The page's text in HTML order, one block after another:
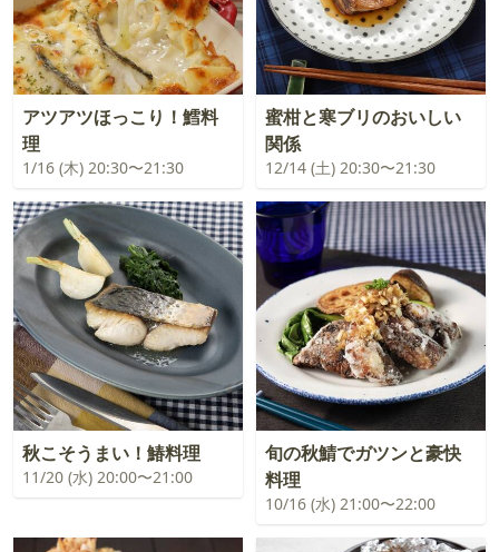
アツアツほっこり！鱈料
理
1/16 (木) 20:30〜21:30
蜜柑と寒ブリのおいしい
関係
12/14 (土) 20:30〜21:30
秋こそうまい！鰆料理
11/20 (水) 20:00〜21:00
旬の秋鯖でガツンと豪快
料理
10/16 (水) 21:00〜22:00